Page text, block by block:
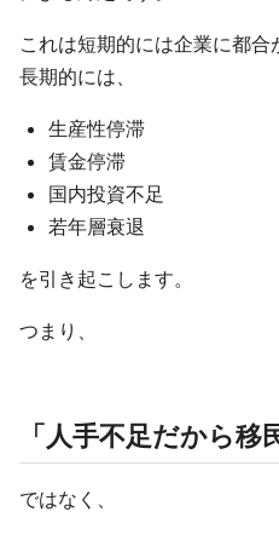
これは短期的には企業に都合
長期的には、
生産性停滞
賃金停滞
国内投資不足
若年層衰退
を引き起こします。
つまり、
「人手不足だから移
ではなく、